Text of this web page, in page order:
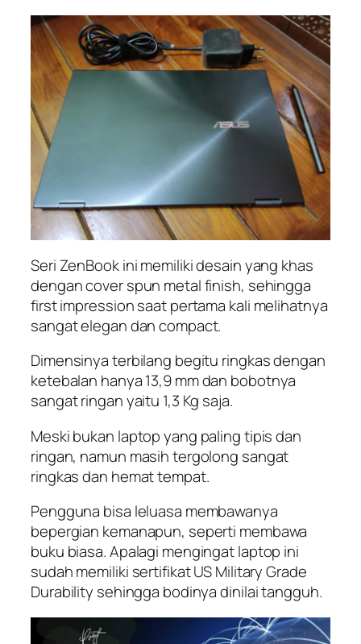
Seri ZenBook ini memiliki desain yang khas
dengan cover spun metal finish, sehingga
first impressionsaat pertama kali melihatnya
sangat elegan dan compact.
Dimensinya terbilang begitu ringkas dengan
ketebalan hanya 13,9 mm dan bobotnya
sangat ringan yaitu 1,3 Kg saja.
Meski bukan laptop yang paling tipis dan
ringan, namun masih tergolong sangat
ringkas dan hemat tempat.
Pengguna bisa leluasa membawanya
bepergian kemanapun, seperti membawa
buku biasa. Apalagi mengingat laptop ini
sudah memiliki sertifikat US Military Grade
Durability sehingga bodinya dinilai tangguh.